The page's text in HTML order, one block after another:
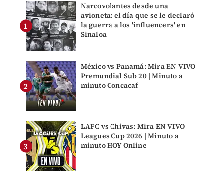
Narcovolantes desde una
avioneta: el día que se le declaró
la guerra a los 'influencers' en
Sinaloa
México vs Panamá: Mira EN VIVO
Premundial Sub 20 | Minuto a
minuto Concacaf
LAFC vs Chivas: Mira EN VIVO
Leagues Cup 2026 | Minuto a
minuto HOY Online